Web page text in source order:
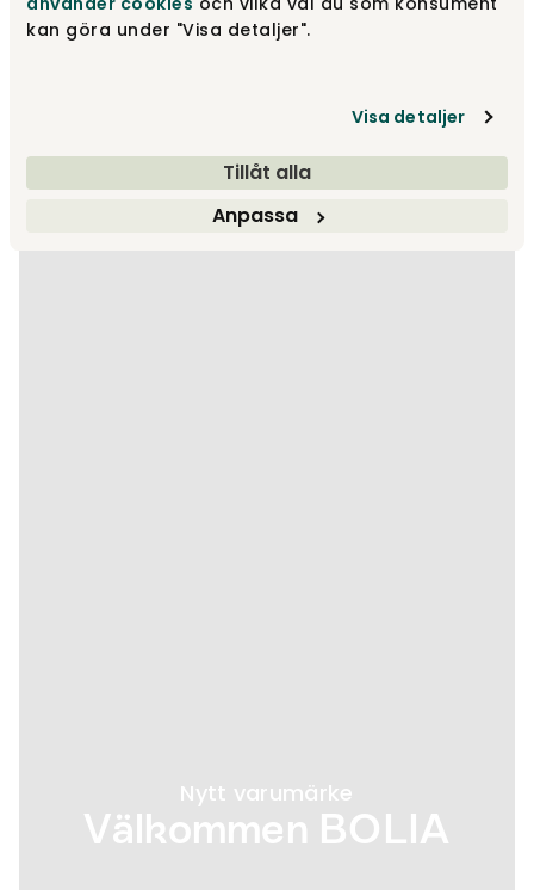
kan göra under "Visa detaljer".
Visa detaljer
Tillåt alla
Anpassa
Nytt varumärke
Välkommen BOLIA